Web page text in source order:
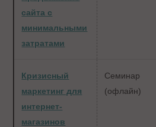
сайта с
минимальными
затратами
Кризисный
маркетинг для
интернет-
магазинов
Семинар
(офлайн)